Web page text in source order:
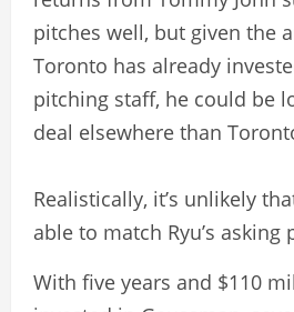
pitches well, but given the
Toronto has already
pitching staff, he could be
deal elsewhere than
Realistically, it’s unlikely
able to match Ryu’s asking
With five years and $110